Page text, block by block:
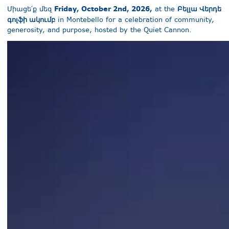
Միացե՛ք մեզ Friday, October 2nd, 2026, at the Բելլա Վերդե
գոլֆի ակումբin Montebello for a celebration of community,
generosity, and purpose, hosted by the Quiet Cannon.